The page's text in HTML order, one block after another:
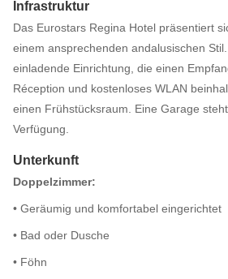
Infrastruktur
Das Eurostars Regina Hotel präsentiert
einem ansprechenden andalusischen
einladende Einrichtung, die einen
Réception und kostenloses WLAN
einen Frühstücksraum. Eine Garage
Verfügung.
Unterkunft
Doppelzimmer:
• Geräumig und komfortabel eingerichtet
• Bad oder Dusche
• Föhn